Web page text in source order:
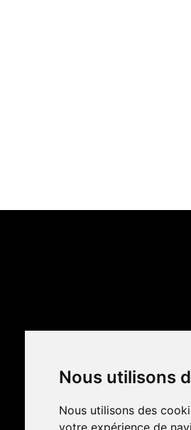
Nous utilisons
Nous utilisons des
votre expérience de